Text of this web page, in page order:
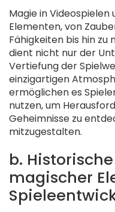
Magie in
Elementen, von
Fähigkeiten bis hin
dient nicht nur der
Vertiefung der
einzigartigen
ermöglichen es
nutzen, um
Geheimnisse zu
mitzugestalten.
b.
magischer